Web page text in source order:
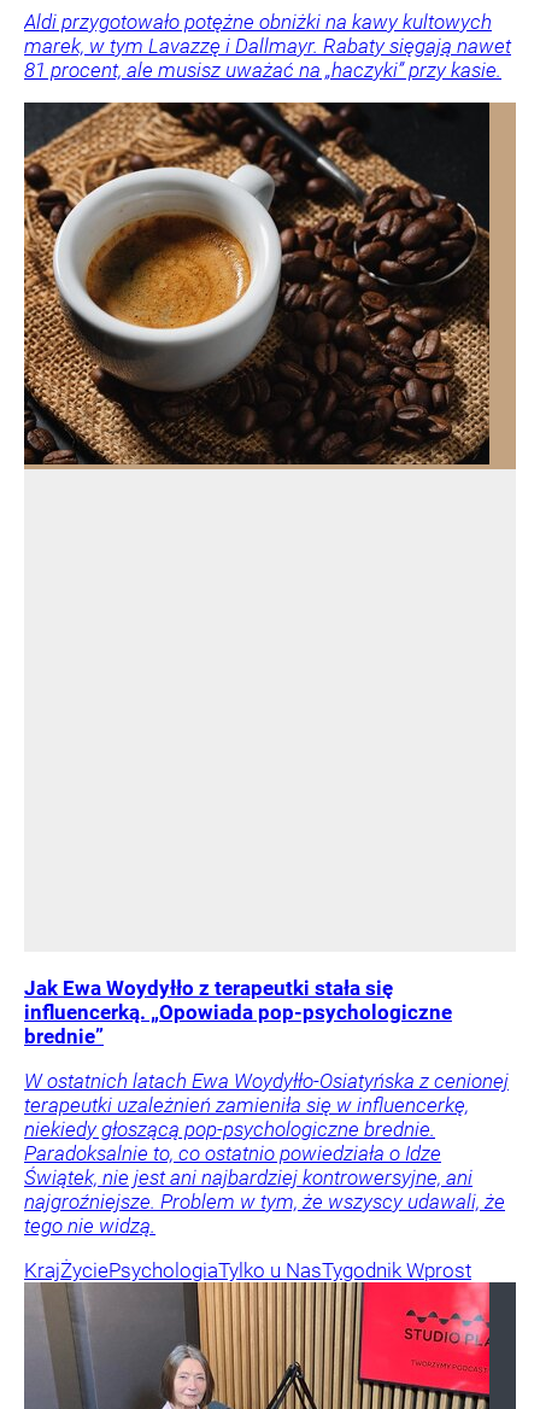
Aldi przygotowało potężne obniżki na kawy kultowych
marek, w tym Lavazzę i Dallmayr. Rabaty sięgają nawet
81 procent, ale musisz uważać na „haczyki” przy kasie.
Jak Ewa Woydyłło z terapeutki stała się
influencerką. „Opowiada pop-psychologiczne
brednie”
W ostatnich latach Ewa Woydyłło-Osiatyńska z cenionej
terapeutki uzależnień zamieniła się w influencerkę,
niekiedy głoszącą pop-psychologiczne brednie.
Paradoksalnie to, co ostatnio powiedziała o Idze
Świątek, nie jest ani najbardziej kontrowersyjne, ani
najgroźniejsze. Problem w tym, że wszyscy udawali, że
tego nie widzą.
KrajŻyciePsychologiaTylko u NasTygodnik Wprost